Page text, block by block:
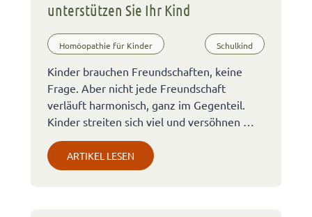
unterstützen Sie Ihr Kind
Homöopathie für Kinder Schulkind
Kinder brauchen Freundschaften, keine
Frage. Aber nicht jede Freundschaft
verläuft harmonisch, ganz im Gegenteil.
Kinder streiten sich viel und versöhnen …
ARTIKEL LESEN